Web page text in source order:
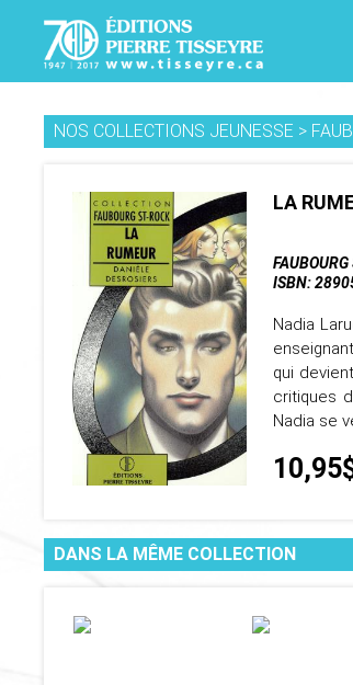
NOS COLLECTIONS JEUNESSE >
LA
ISBN:
Nadia
qui
critiques
Nadia se
DANS LA MÊME COLLECTION